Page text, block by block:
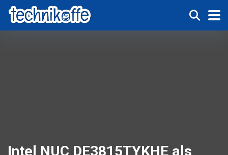
Intel NUC DE3815TYKHE als